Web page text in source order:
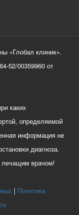
«Глобал клиник».
52/00359960 от
каких
определяемой
информация не
диагноза.
лечащим врачом!
Политика